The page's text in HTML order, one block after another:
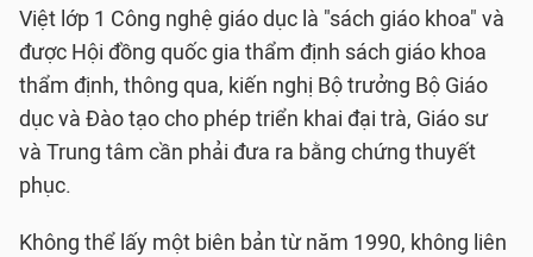
Việt lớp 1 Công nghệ giáo dục là "sách giáo khoa" và
được Hội đồng quốc gia thẩm định sách giáo khoa
thẩm định, thông qua, kiến nghị Bộ trưởng Bộ Giáo
dục và Đào tạo cho phép triển khai đại trà, Giáo sư
và Trung tâm cần phải đưa ra bằng chứng thuyết
phục.
Không thể lấy một biên bản từ năm 1990, không liên